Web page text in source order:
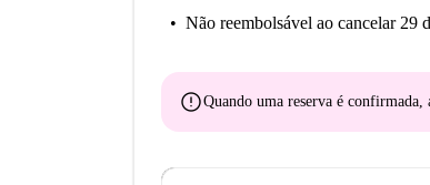
Não reembolsável ao cancelar 29
errorQuando uma reserva é confirmada,